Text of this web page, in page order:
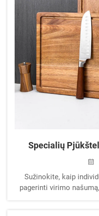
Specialių
Sužinokite, kaip
pagerinti virimo